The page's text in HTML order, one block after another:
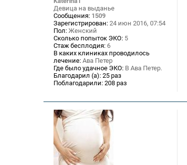
Девица на выданье
Сообщения: 1509
Зарегистрирован: 24 июн 2016, 07:54
Пол: Женский
Сколько попыток ЭКО: 5
Стаж бесплодия: 6
В каких клиниках проводилось
лечение: Ава Петер
Где было удачное ЭКО: В Ава Петер.
Благодарил (а): 25 раз
Поблагодарили: 208 раз